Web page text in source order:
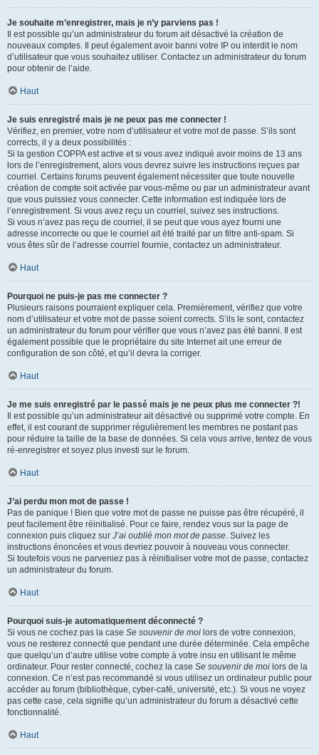
Je souhaite m’enregistrer, mais je n’y parviens pas !
Il est possible qu’un administrateur du forum ait désactivé la création de
nouveaux comptes. Il peut également avoir banni votre IP ou interdit le nom
d’utilisateur que vous souhaitez utiliser. Contactez un administrateur du forum
pour obtenir de l’aide.
Haut
Je suis enregistré mais je ne peux pas me connecter !
Vérifiez, en premier, votre nom d’utilisateur et votre mot de passe. S’ils sont
corrects, il y a deux possibilités :
Si la gestion COPPA est active et si vous avez indiqué avoir moins de 13 ans
lors de l’enregistrement, alors vous devrez suivre les instructions reçues par
courriel. Certains forums peuvent également nécessiter que toute nouvelle
création de compte soit activée par vous-même ou par un administrateur avant
que vous puissiez vous connecter. Cette information est indiquée lors de
l’enregistrement. Si vous avez reçu un courriel, suivez ses instructions.
Si vous n’avez pas reçu de courriel, il se peut que vous ayez fourni une
adresse incorrecte ou que le courriel ait été traité par un filtre anti-spam. Si
vous êtes sûr de l’adresse courriel fournie, contactez un administrateur.
Haut
Pourquoi ne puis-je pas me connecter ?
Plusieurs raisons pourraient expliquer cela. Premièrement, vérifiez que votre
nom d’utilisateur et votre mot de passe soient corrects. S’ils le sont, contactez
un administrateur du forum pour vérifier que vous n’avez pas été banni. Il est
également possible que le propriétaire du site Internet ait une erreur de
configuration de son côté, et qu’il devra la corriger.
Haut
Je me suis enregistré par le passé mais je ne peux plus me connecter ?!
Il est possible qu’un administrateur ait désactivé ou supprimé votre compte. En
effet, il est courant de supprimer régulièrement les membres ne postant pas
pour réduire la taille de la base de données. Si cela vous arrive, tentez de vous
ré-enregistrer et soyez plus investi sur le forum.
Haut
J’ai perdu mon mot de passe !
Pas de panique ! Bien que votre mot de passe ne puisse pas être récupéré, il
peut facilement être réinitialisé. Pour ce faire, rendez vous sur la page de
connexion puis cliquez sur J’ai oublié mon mot de passe. Suivez les
instructions énoncées et vous devriez pouvoir à nouveau vous connecter.
Si toutefois vous ne parveniez pas à réinitialiser votre mot de passe, contactez
un administrateur du forum.
Haut
Pourquoi suis-je automatiquement déconnecté ?
Si vous ne cochez pas la case Se souvenir de moi lors de votre connexion,
vous ne resterez connecté que pendant une durée déterminée. Cela empêche
que quelqu’un d’autre utilise votre compte à votre insu en utilisant le même
ordinateur. Pour rester connecté, cochez la case Se souvenir de moi lors de la
connexion. Ce n’est pas recommandé si vous utilisez un ordinateur public pour
accéder au forum (bibliothèque, cyber-café, université, etc.). Si vous ne voyez
pas cette case, cela signifie qu’un administrateur du forum a désactivé cette
fonctionnalité.
Haut